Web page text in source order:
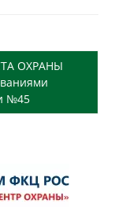
ОХРАНЫ
№45